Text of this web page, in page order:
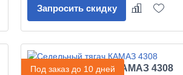
Запросить скидку
Под заказ до 10 дней
Седельный тягач КАМАЗ 4308